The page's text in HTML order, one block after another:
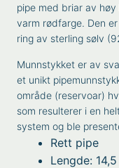
pipe med briar av
varm rødfarge. Den
ring av sterling sølv
Munnstykket er av
et unikt
område (reservoar)
som resulterer i en
system og ble
Rett pipe
Lengde: